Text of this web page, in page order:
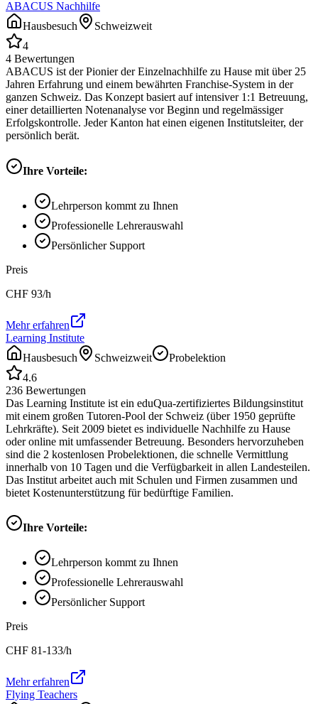
ABACUS Nachhilfe
Hausbesuch
Schweizweit
4
4 Bewertungen
ABACUS ist der Pionier der Einzelnachhilfe zu Hause mit über 25
Jahren Erfahrung und einem bewährten Franchise-System in der
ganzen Schweiz. Das Konzept basiert auf intensiver 1:1 Betreuung,
einer detaillierten Notenanalyse vor Beginn und regelmässiger
Erfolgskontrolle. Jeder Kanton hat einen eigenen Institutsleiter, der
persönlich berät.
Ihre Vorteile:
Lehrperson kommt zu Ihnen
Professionelle Lehrerauswahl
Persönlicher Support
Preis
CHF 93/h
Mehr erfahren
Learning Institute
Hausbesuch
Schweizweit
Probelektion
4.6
236 Bewertungen
Das Learning Institute ist ein eduQua-zertifiziertes Bildungsinstitut
mit einem großen Tutoren-Pool der Schweiz (über 1950 geprüfte
Lehrkräfte). Seit 2009 bietet es individuelle Nachhilfe zu Hause
oder online mit umfassender Betreuung. Besonders hervorzuheben
sind die 2 kostenlosen Probelektionen, die schnelle Vermittlung
innerhalb von 10 Tagen und die Verfügbarkeit in allen Landesteilen.
Das Institut arbeitet auch mit Schulen und Firmen zusammen und
bietet Kostenunterstützung für bedürftige Familien.
Ihre Vorteile:
Lehrperson kommt zu Ihnen
Professionelle Lehrerauswahl
Persönlicher Support
Preis
CHF 81-133/h
Mehr erfahren
Flying Teachers